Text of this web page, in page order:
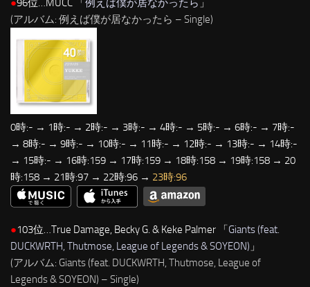
●96位…MUCC 「 例えば僕が居なかったら 」
(アルバム: 例えば僕が居なかったら – Single)
0時:- → 1時:- → 2時:- → 3時:- → 4時:- → 5時:- → 6時:- → 7時:-
→ 8時:- → 9時:- → 10時:- → 11時:- → 12時:- → 13時:- → 14時:-
→ 15時:- → 16時:159 → 17時:159 → 18時:158 → 19時:158 → 20
時:158 → 21時:97 → 22時:96 → 23時:96
●103位…True Damage, Becky G. & Keke Palmer 「Giants (feat.
DUCKWRTH, Thutmose, League of Legends & SOYEON) 」
(アルバム: Giants (feat. DUCKWRTH, Thutmose, League of
Legends & SOYEON) – Single)